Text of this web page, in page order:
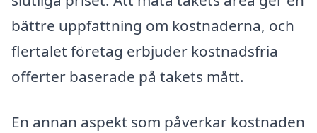
bättre uppfattning om kostnaderna, och
flertalet företag erbjuder kostnadsfria
offerter baserade på takets mått.
En annan aspekt som påverkar kostnaden